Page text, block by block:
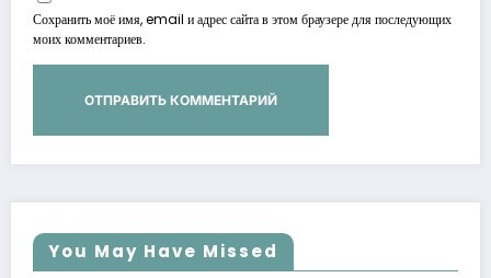
Сохранить моё имя, email и адрес сайта в этом браузере для последующих
моих комментариев.
You May Have Missed